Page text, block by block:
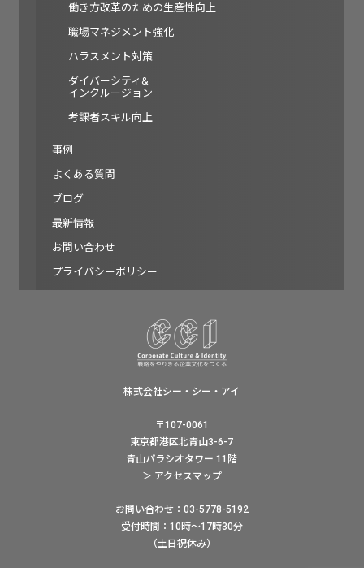
働き方改革のための生産性向上
職場マネジメント強化
ハラスメント対策
ダイバーシティ&
インクルージョン
考課者スキル向上
事例
よくある質問
ブログ
最新情報
お問い合わせ
プライバシーポリシー
株式会社シー・シー・アイ
〒107-0061
東京都港区北青山3-6-7
青山パラシオタワー 11階
＞ アクセスマップ
お問い合わせ：03-5778-5192
受付時間：10時〜17時30分
（土日祝休み）